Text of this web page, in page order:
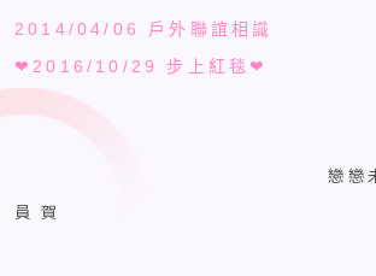
2014/04/06 戶外聯誼相識
❤ 2016/10/29 步上紅毯❤
戀戀未來 全體
員 賀